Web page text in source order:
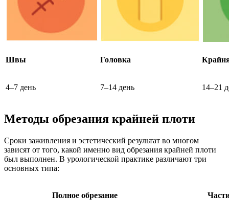
Швы Головка
4–7 день 7–14 день 14–21
Методы обрезания крайней плоти
Сроки заживления и эстетический результат во многом
зависят от того, какой именно вид обрезания крайней плоти
был выполнен. В урологической практике различают три
основных типа:
Полное обрезание